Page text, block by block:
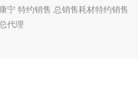
宁 特约销售 总销售耗材特约销售
代理